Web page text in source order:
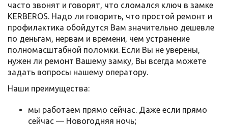
часто звонят и говорят, что сломался ключ в замке
KERBEROS. Надо ли говорить, что простой ремонт и
профилактика обойдутся Вам значительно дешевле
по деньгам, нервам и времени, чем устранение
полномасштабной поломки. Если Вы не уверены,
нужен ли ремонт Вашему замку, Вы всегда можете
задать вопросы нашему оператору.
Наши преимущества:
мы работаем прямо сейчас. Даже если прямо
сейчас — Новогодняя ночь;